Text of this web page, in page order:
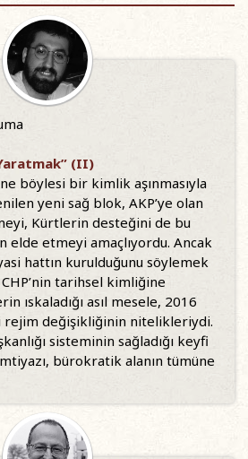
(II)
böylesi bir kimlik aşınmasıyla
yeni sağ blok, AKP’ye olan
Kürtlerin desteğini de bu
elde etmeyi amaçlıyordu. Ancak
hattın kurulduğunu söylemek
tarihsel kimliğine
ıskaladığı asıl mesele, 2016
rejim değişikliğinin nitelikleriydi.
sisteminin sağladığı keyfi
bürokratik alanın tümüne